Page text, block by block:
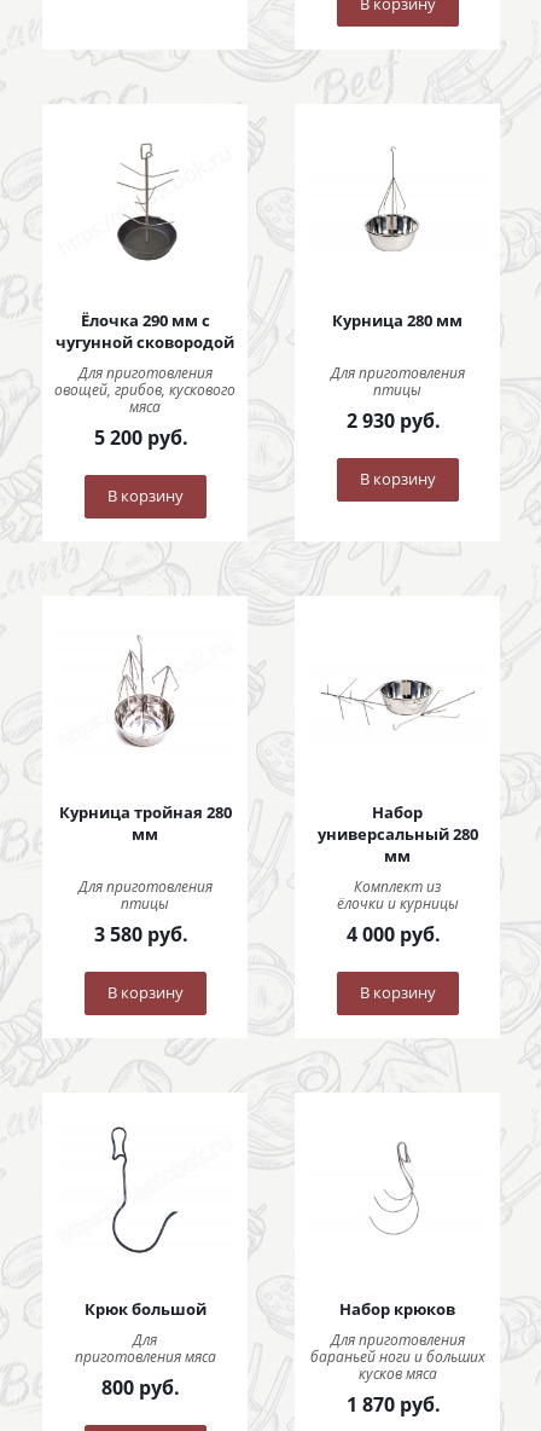
Ёлочка 290 мм с
чугунной сковородой
Для приготовления
овощей, грибов, кускового
мяса
5 200руб.
В корзину
Курница 280 мм
Для приготовления
птицы
2 930руб.
В корзину
Курница тройная 280
мм
Для приготовления
птицы
3 580руб.
В корзину
Набор
универсальный 280
мм
Комплект из
ёлочки и курницы
4 000руб.
В корзину
Крюк большой
Для
приготовления мяса
800 руб.
Набор крюков
Для приготовления
бараньей ноги и больших
кусков мяса
1 870руб.